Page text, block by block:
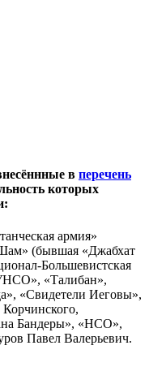
в перечень
которых
армия»
(бывшая «Джабхат
Большевистская
«Талибан»,
«Свидетели Иеговы»,
Бандеры», «НСО»,
Павел Валерьевич.